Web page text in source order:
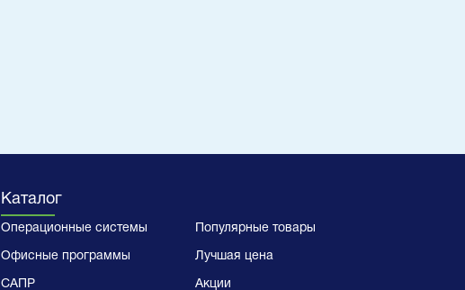
Каталог
Операционные системы
Офисные программы
САПР
Популярные товары
Лучшая цена
Акции